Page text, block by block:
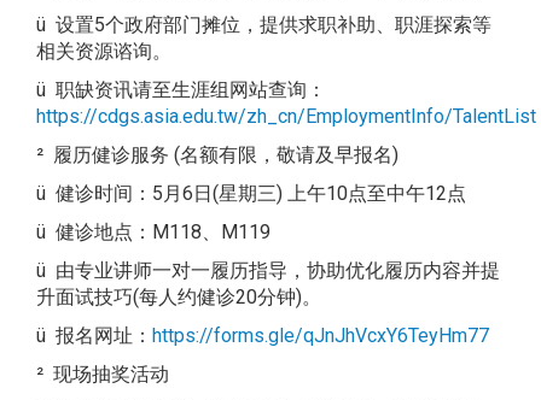
ü 设置5个政府部门摊位，提供求职补助、职涯探索等
相关资源谘询。
ü 职缺资讯请至生涯组网站查询：
https://cdgs.asia.edu.tw/zh_cn/EmploymentInfo/TalentList
² 履历健诊服务 (名额有限，敬请及早报名)
ü 健诊时间：5月6日(星期三) 上午10点至中午12点
ü 健诊地点：M118、M119
ü 由专业讲师一对一履历指导，协助优化履历内容并提
升面试技巧(每人约健诊20分钟)。
ü 报名网址： https://forms.gle/qJnJhVcxY6TeyHm77
² 现场抽奖活动